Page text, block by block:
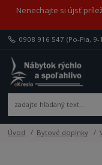
Nenechajte si újsť
0908 916 547 (Po-Pia,
Úvod Bytové doplnky